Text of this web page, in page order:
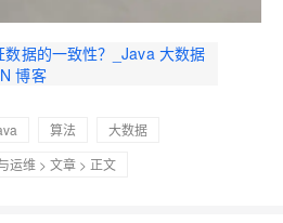
据的一致性？_Java 大数据
博客
算法
大数据
运维 > 文章 > 正文